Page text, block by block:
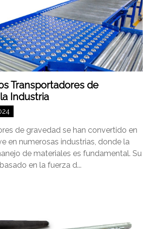
Transportadores de
Industria
de gravedad se han convertido en
en numerosas industrias, donde la
de materiales es fundamental. Su
en la fuerza d...